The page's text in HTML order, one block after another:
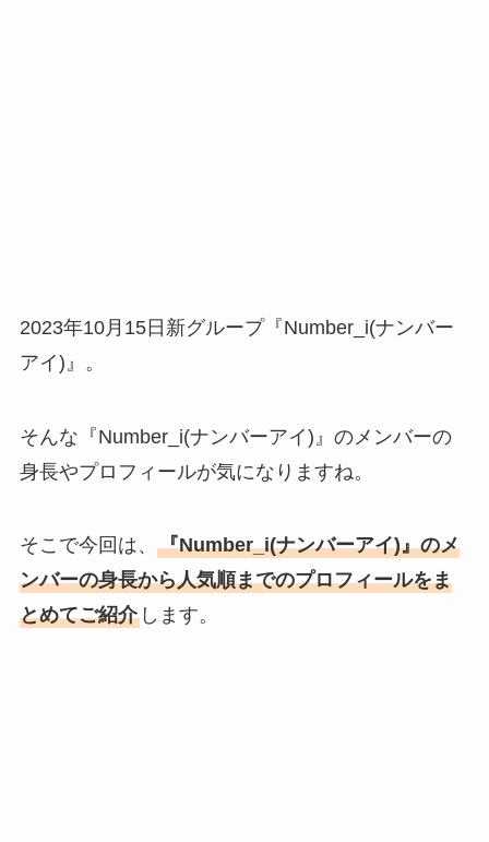
2023年10月15日新グループ『Number_i(ナンバー
アイ)』。
そんな『Number_i(ナンバーアイ)』のメンバーの
身長やプロフィールが気になりますね。
そこで今回は、 『Number_i(ナンバーアイ)』のメ
ンバーの身長から人気順までのプロフィールをま
とめてご紹介します。